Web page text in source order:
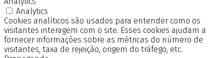
Analytics
Cookies analíticos são usados para entender como os
visitantes interagem com o site. Esses cookies ajudam a
fornecer informações sobre as métricas do número de
visitantes, taxa de rejeição, origem do tráfego, etc.